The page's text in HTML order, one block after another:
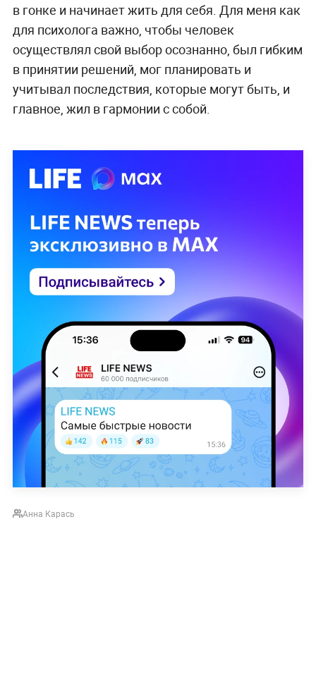
в гонке и начинает жить для себя. Для меня как
для психолога важно, чтобы человек
осуществлял свой выбор осознанно, был гибким
в принятии решений, мог планировать и
учитывал последствия, которые могут быть, и
главное, жил в гармонии с собой.
Анна Карась